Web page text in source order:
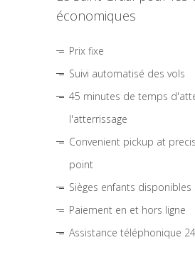
économiques
Prix fixe
Suivi automatisé des vols
45 minutes de temps
l'atterrissage
Convenient pickup at
point
Sièges enfants
Paiement en et hors ligne
Assistance téléphonique